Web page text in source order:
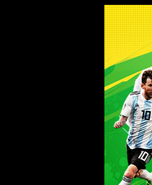
beats365·(中国区)唯一官方网站